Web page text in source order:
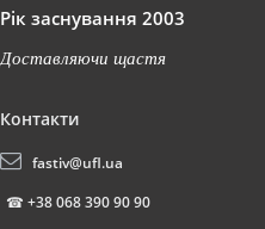
Рік заснування 2003
Доставляючи щастя
Контакти
fastiv@ufl.ua
☎ +38 068 390 90 90